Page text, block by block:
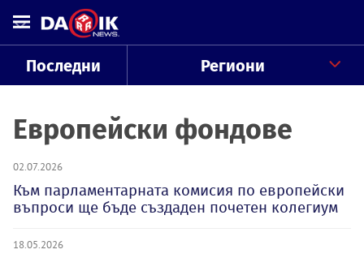
Последни Региони
Европейски фондове
02.07.2026
Към парламентарната комисия по европейски
въпроси ще бъде създаден почетен колегиум
18.05.2026